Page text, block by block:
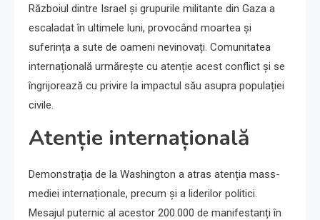
Războiul dintre Israel și grupurile militante din Gaza a
escaladat în ultimele luni, provocând moartea și
suferința a sute de oameni nevinovați. Comunitatea
internațională urmărește cu atenție acest conflict și se
îngrijorează cu privire la impactul său asupra populației
civile.
Atenție internațională
Demonstrația de la Washington a atras atenția mass-
mediei internaționale, precum și a liderilor politici.
Mesajul puternic al acestor 200.000 de manifestanți în